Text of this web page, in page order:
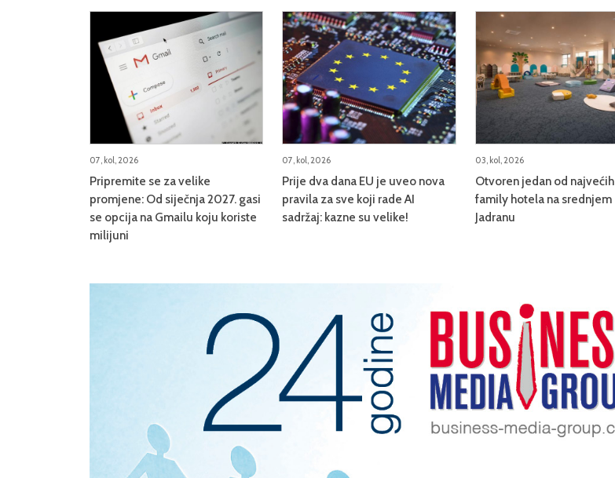
07, kol, 2026
Pripremite se za velike
promjene: Od siječnja 2027. gasi
se opcija na Gmailu koju koriste
milijuni
07, kol, 2026
Prije dva dana EU je uveo nova
pravila za sve koji rade AI
sadržaj: kazne su velike!
03, kol, 2026
Otvoren jedan od najvećih
family hotela na srednjem
Jadranu